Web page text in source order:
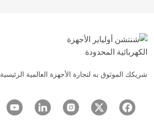
شريكك الموثوق به لتجارة الأجهزة العالمية الرئيسية